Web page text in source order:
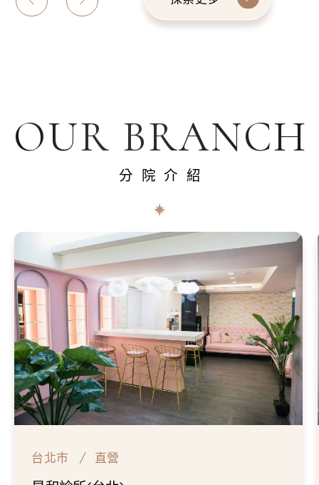
OUR BRANCH
分院介紹
台北市 直營